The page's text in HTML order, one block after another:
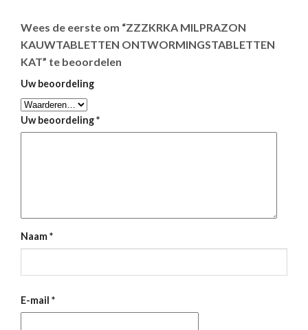
Wees de eerste om “ZZZKRKA MILPRAZON
KAUWTABLETTEN ONTWORMINGSTABLETTEN
KAT” te beoordelen
Uw beoordeling
Uw beoordeling*
Naam*
E-mail *